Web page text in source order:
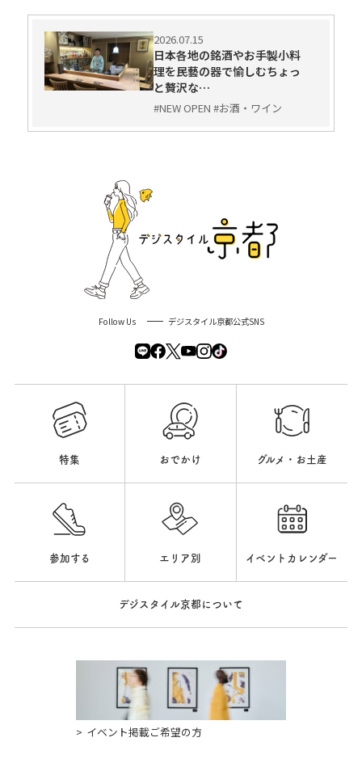
2026.07.15
日本各地の銘酒やお手製小料
理を民藝の器で愉しむちょっ
と贅沢な…
#NEW OPEN #お酒・ワイン
Follow Us デジスタイル京都公式SNS
特集 おでかけ グルメ・お土産
参加する エリア別 イベントカレンダー
デジスタイル京都について
イベント掲載ご希望の方